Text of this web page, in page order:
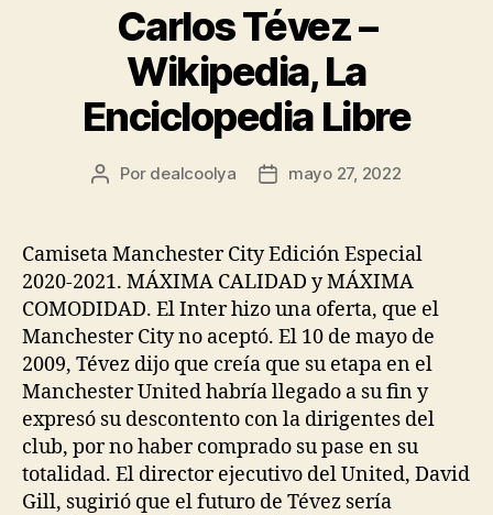
Carlos Tévez –
Wikipedia, La
Enciclopedia Libre
Autor
entrada
Por dealcoolya
Fecha
entrada
mayo 27, 2022
Camiseta Manchester City Edición Especial
2020-2021. MÁXIMA CALIDAD y MÁXIMA
COMODIDAD. El Inter hizo una oferta, que el
Manchester City no aceptó. El 10 de mayo de
2009, Tévez dijo que creía que su etapa en el
Manchester United habría llegado a su fin y
expresó su descontento con la dirigentes del
club, por no haber comprado su pase en su
totalidad. El director ejecutivo del United, David
Gill, sugirió que el futuro de Tévez sería